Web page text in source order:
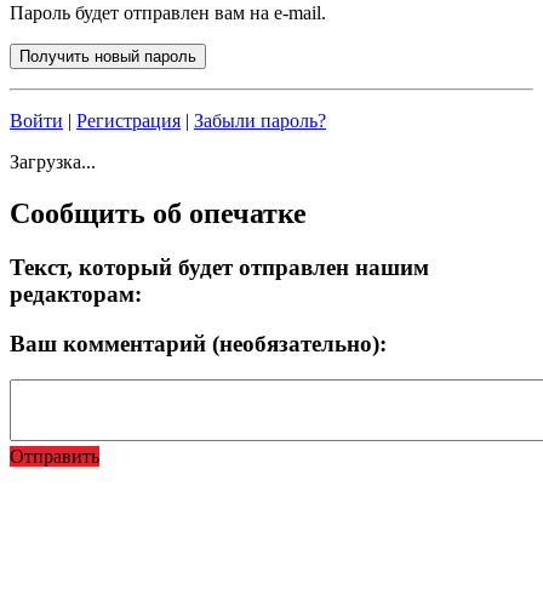
Пароль будет отправлен вам на e-mail.
Войти | Регистрация | Забыли пароль?
Загрузка...
Сообщить об опечатке
Текст, который будет отправлен нашим
редакторам:
Ваш комментарий (необязательно):
Отправить